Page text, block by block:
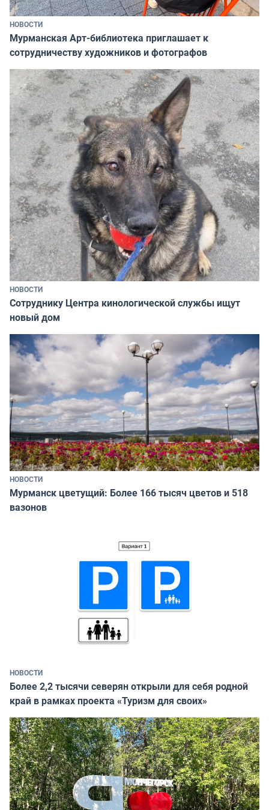
НОВОСТИ
Мурманская Арт-библиотека приглашает к
сотрудничеству художников и фотографов
НОВОСТИ
Сотруднику Центра кинологической службы ищут
новый дом
НОВОСТИ
Мурманск цветущий: Более 166 тысяч цветов и 518
вазонов
НОВОСТИ
Более 2,2 тысячи северян открыли для себя родной
край в рамках проекта «Туризм для своих»